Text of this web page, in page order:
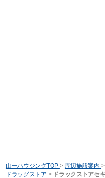
山一ハウジングTOP > 周辺施設案内 >
ドラッグストア > ドラックストアセ